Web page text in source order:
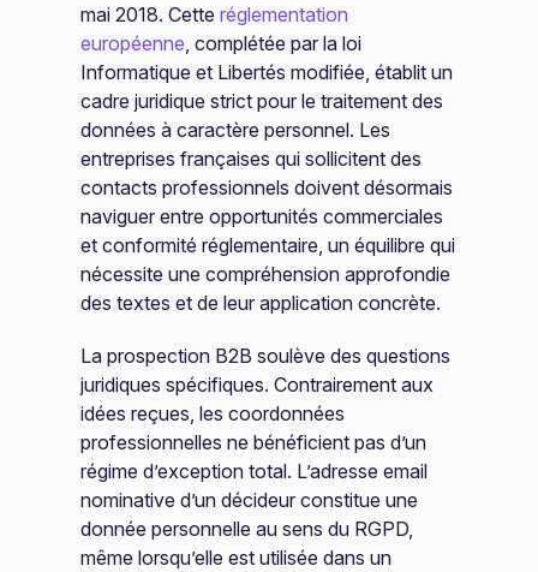
mai 2018. Cetteréglementation
européenne , complétée par la loi
Informatique et Libertés modifiée, établit un
cadre juridique strict pour le traitement des
données à caractère personnel. Les
entreprises françaises qui sollicitent des
contacts professionnels doivent désormais
naviguer entre opportunités commerciales
et conformité réglementaire, un équilibre qui
nécessite une compréhension approfondie
des textes et de leur application concrète.
La prospection B2B soulève des questions
juridiques spécifiques. Contrairement aux
idées reçues, les coordonnées
professionnelles ne bénéficient pas d’un
régime d’exception total. L’adresse email
nominative d’un décideur constitue une
donnée personnelle au sens du RGPD,
même lorsqu’elle est utilisée dans un